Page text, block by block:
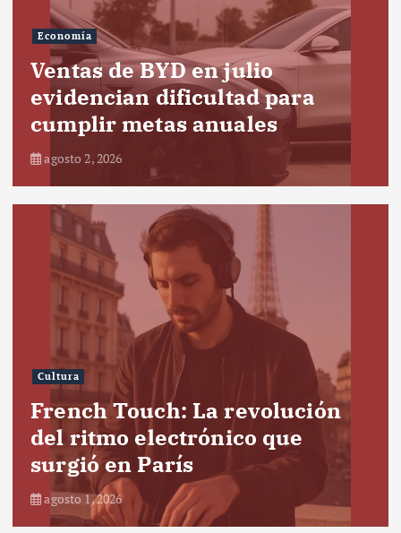
Economía
Ventas de BYD en julio
evidencian dificultad para
cumplir metas anuales
agosto 2, 2026
Cultura
French Touch: La revolución
del ritmo electrónico que
surgió en París
agosto 1, 2026